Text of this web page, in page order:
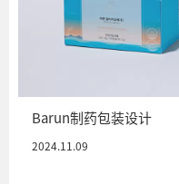
Barun制药包装设计
2024.11.09